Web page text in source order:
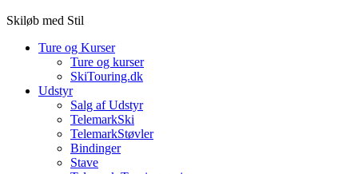
Skiløb med Stil
Ture og Kurser
Ture og kurser
SkiTouring.dk
Udstyr
Salg af Udstyr
TelemarkSki
TelemarkStøvler
Bindinger
Stave